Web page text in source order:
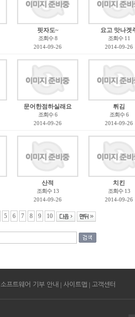
핏자도~
조회수 8
2014-09-26
요고 맛나겟
조회수 11
2014-09-26
문어한점하실래요
조회수 6
2014-09-26
튀김
조회수 6
2014-09-26
산적
조회수 13
2014-09-26
치킨
조회수 13
2014-09-26
5 6 7 8 9 10
소프트웨어 기부 안내 | 사이트맵 | 고객센터